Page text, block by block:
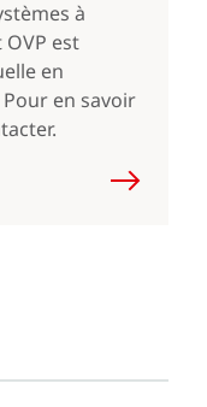
à
est
en
en savoir